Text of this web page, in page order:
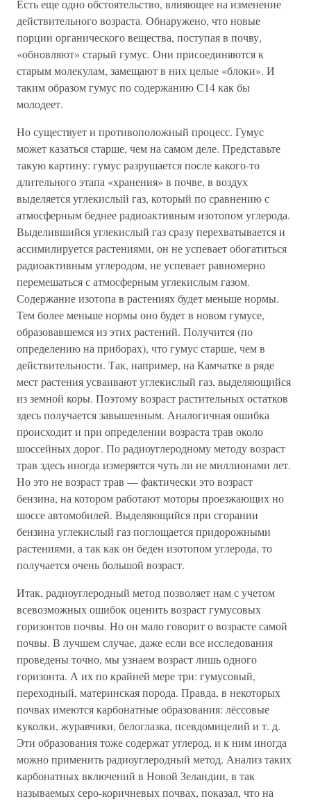
Есть еще одно обстоятельство, влияющее на изменение
действительного возраста. Обнаружено, что новые
порции органического вещества, поступая в почву,
«обновляют» старый гумус. Они присоединяются к
старым молекулам, замещают в них целые «блоки». И
таким образом гумус по содержанию С14 как бы
молодеет.
Но существует и противоположный процесс. Гумус
может казаться старше, чем на самом деле. Представьте
такую картину: гумус разрушается после какого-то
длительного этапа «хранения» в почве, в воздух
выделяется углекислый газ, который по сравнению с
атмосферным беднее радиоактивным изотопом углерода.
Выделившийся углекислый газ сразу перехватывается и
ассимилируется растениями, он не успевает обогатиться
радиоактивным углеродом, не успевает равномерно
перемешаться с атмосферным углекислым газом.
Содержание изотопа в растениях будет меньше нормы.
Тем более меньше нормы оно будет в новом гумусе,
образовавшемся из этих растений. Получится (по
определению на приборах), что гумус старше, чем в
действительности. Так, например, на Камчатке в ряде
мест растения усваивают углекислый газ, выделяющийся
из земной коры. Поэтому возраст растительных остатков
здесь получается завышенным. Аналогичная ошибка
происходит и при определении возраста трав около
шоссейных дорог. По радиоуглеродному методу возраст
трав здесь иногда измеряется чуть ли не миллионами лет.
Но это не возраст трав — фактически это возраст
бензина, на котором работают моторы проезжающих но
шоссе автомобилей. Выделяющийся при сгорании
бензина углекислый газ поглощается придорожными
растениями, а так как он беден изотопом углерода, то
получается очень большой возраст.
Итак, радиоуглеродный метод позволяет нам с учетом
всевозможных ошибок оценить возраст гумусовых
горизонтов почвы. Но он мало говорит о возрасте самой
почвы. В лучшем случае, даже если все исследования
проведены точно, мы узнаем возраст лишь одного
горизонта. А их по крайней мере три: гумусовый,
переходный, материнская порода. Правда, в некоторых
почвах имеются карбонатные образования: лёссовые
куколки, журавчики, белоглазка, псевдомицелий и т. д.
Эти образования тоже содержат углерод, и к ним иногда
можно применить радиоуглеродный метод. Анализ таких
карбонатных включений в Новой Зеландии, в так
называемых серо-коричневых почвах, показал, что на